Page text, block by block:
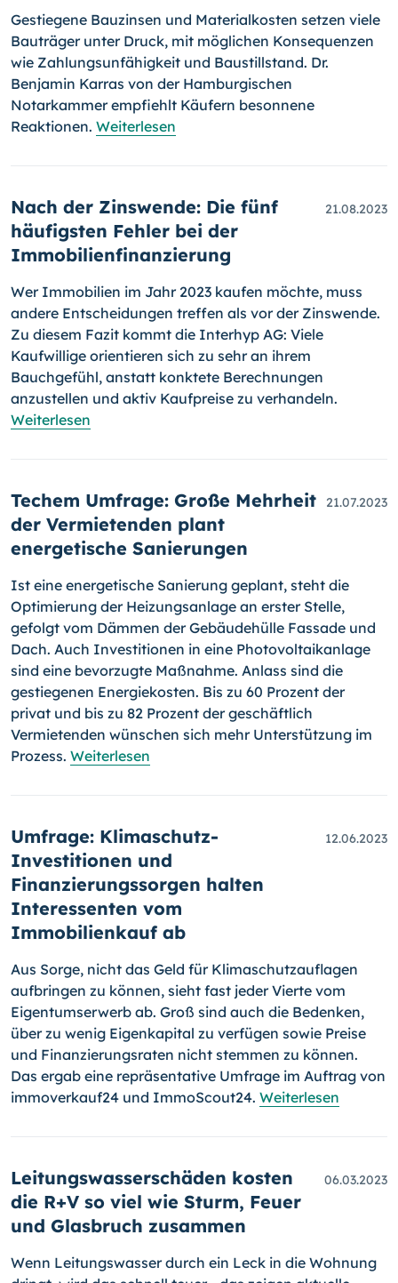
Gestiegene Bauzinsen und Materialkosten setzen viele
Bauträger unter Druck, mit möglichen Konsequenzen
wie Zahlungsunfähigkeit und Baustillstand. Dr.
Benjamin Karras von der Hamburgischen
Notarkammer empfiehlt Käufern besonnene
Reaktionen. Weiterlesen
Nach der Zinswende: Die fünf
häufigsten Fehler bei der
Immobilienfinanzierung
21.08.2023
Wer Immobilien im Jahr 2023 kaufen möchte, muss
andere Entscheidungen treffen als vor der Zinswende.
Zu diesem Fazit kommt die Interhyp AG: Viele
Kaufwillige orientieren sich zu sehr an ihrem
Bauchgefühl, anstatt konktete Berechnungen
anzustellen und aktiv Kaufpreise zu verhandeln.
Weiterlesen
Techem Umfrage: Große Mehrheit
der Vermietenden plant
energetische Sanierungen
21.07.2023
Ist eine energetische Sanierung geplant, steht die
Optimierung der Heizungsanlage an erster Stelle,
gefolgt vom Dämmen der Gebäudehülle Fassade und
Dach. Auch Investitionen in eine Photovoltaikanlage
sind eine bevorzugte Maßnahme. Anlass sind die
gestiegenen Energiekosten. Bis zu 60 Prozent der
privat und bis zu 82 Prozent der geschäftlich
Vermietenden wünschen sich mehr Unterstützung im
Prozess. Weiterlesen
Umfrage: Klimaschutz-
Investitionen und
Finanzierungssorgen halten
Interessenten vom
Immobilienkauf ab
12.06.2023
Aus Sorge, nicht das Geld für Klimaschutzauflagen
aufbringen zu können, sieht fast jeder Vierte vom
Eigentumserwerb ab. Groß sind auch die Bedenken,
über zu wenig Eigenkapital zu verfügen sowie Preise
und Finanzierungsraten nicht stemmen zu können.
Das ergab eine repräsentative Umfrage im Auftrag von
immoverkauf24 und ImmoScout24. Weiterlesen
Leitungswasserschäden kosten
die R+V so viel wie Sturm, Feuer
und Glasbruch zusammen
06.03.2023
Wenn Leitungswasser durch ein Leck in die Wohnung